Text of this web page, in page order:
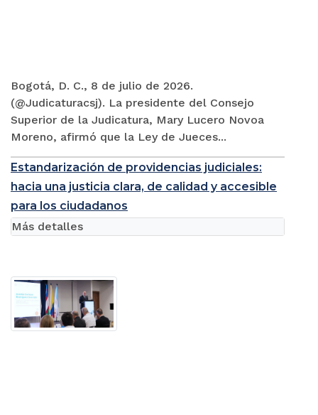
Bogotá, D. C., 8 de julio de 2026.
(@Judicaturacsj). La presidente del Consejo
Superior de la Judicatura, Mary Lucero Novoa
Moreno, afirmó que la Ley de Jueces...
Estandarización de providencias judiciales:
hacia una justicia clara, de calidad y accesible
para los ciudadanos
Más detalles